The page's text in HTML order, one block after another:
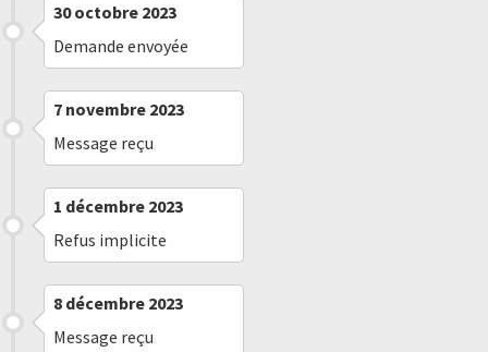
30 octobre 2023
Demande envoyée
7 novembre 2023
Message reçu
1 décembre 2023
Refus implicite
8 décembre 2023
Message reçu